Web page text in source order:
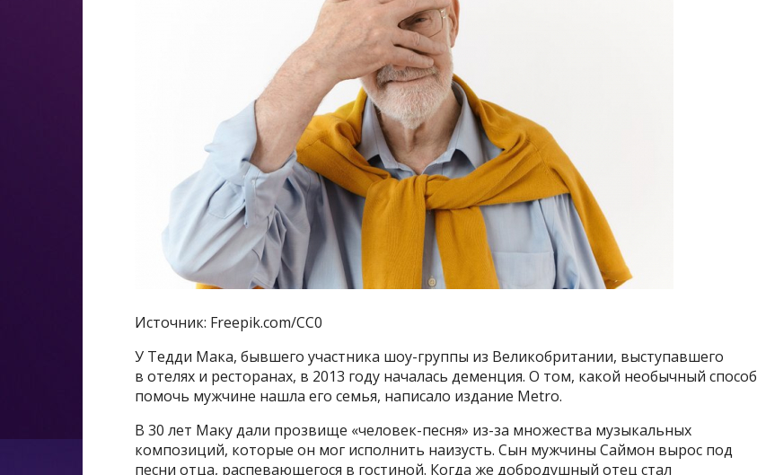
Источник: Freepik.com/CC0
У Тедди Мака, бывшего участника шоу-группы из Великобритании, выступавшего
в отелях и ресторанах, в 2013 году началась деменция. О том, какой необычный способ
помочь мужчине нашла его семья, написало издание Metro.
В 30 лет Маку дали прозвище «человек-песня» из-за множества музыкальных
композиций, которые он мог исполнить наизусть. Сын мужчины Саймон вырос под
песни отца, распевающегося в гостиной. Когда же добродушный отец стал